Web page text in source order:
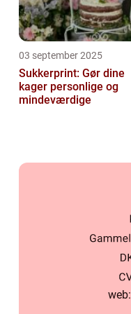
03 september 2025
Sukkerprint: Gør dine
kager personlige og
mindeværdige
web: